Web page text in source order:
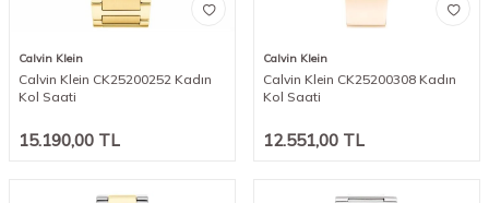
Calvin Klein
Calvin Klein CK25200252 Kadın
Kol Saati
15.190,00 TL
Calvin Klein
Calvin Klein CK25200308 Kadın
Kol Saati
12.551,00 TL